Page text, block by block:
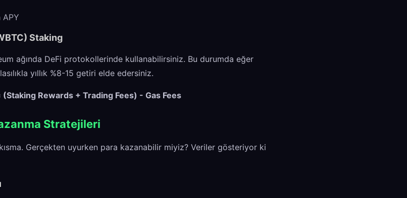
APY
Staking
ağında DeFi protokollerinde kullanabilirsiniz. Bu durumda eğer
yıllık %8-15 getiri elde edersiniz.
(Staking Rewards + Trading Fees) - Gas Fees
Stratejileri
Gerçekten uyurken para kazanabilir miyiz? Veriler gösteriyor ki